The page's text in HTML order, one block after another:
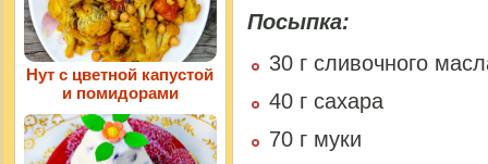
Посыпка:
30 г сливочного
40 г сахара
70 г муки
Нут с цветной капустой
и помидорами